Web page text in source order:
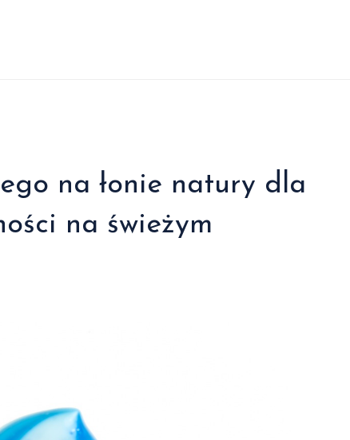
na łonie natury dla
na świeżym